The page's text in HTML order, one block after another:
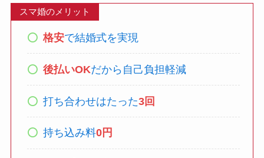
スマ婚のメリット
格安で結婚式を実現
後払いOKだから自己負担軽減
打ち合わせはたった3回
持ち込み料0円